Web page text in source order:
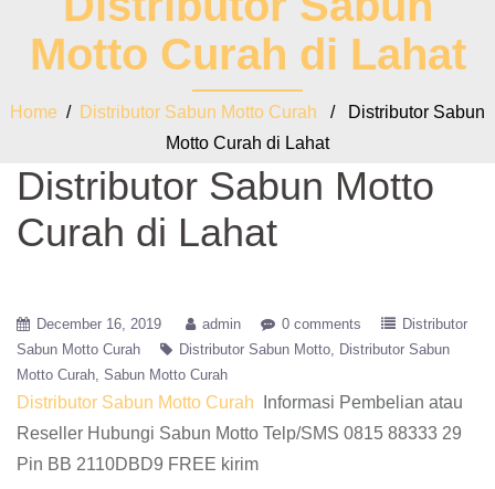
Motto Curah di Lahat
Home / Distributor Sabun Motto Curah / Distributor Sabun
Motto Curah di Lahat
Distributor Sabun Motto
Curah di Lahat
December 16, 2019 admin 0 comments
Distributor
Sabun Motto Curah
Distributor Sabun Motto
Distributor Sabun
Motto Curah Sabun Motto Curah
Distributor Sabun Motto Curah
Informasi Pembelian atau
Reseller Hubungi Sabun Motto Telp/SMS 0815 88333 29
Pin BB 2110DBD9 FREE kirim